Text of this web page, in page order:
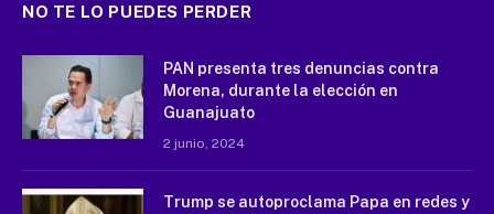
NO TE LO PUEDES PERDER
PAN presenta tres denuncias contra
Morena, durante la elección en
Guanajuato
2 junio, 2024
Trump se autoproclama Papa en redes y